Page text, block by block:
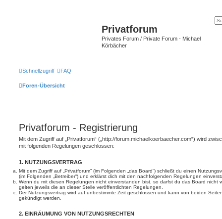
Privatforum
Privates Forum / Private Forum - Michael
Körbächer
Schnellzugriff FAQ
Foren-Übersicht
Privatforum - Registrierung
Mit dem Zugriff auf „Privatforum“ („http://forum.michaelkoerbaecher.com“) wird
mit folgenden Regelungen geschlossen:
1. NUTZUNGSVERTRAG
Mit dem Zugriff auf „Privatforum“ (im Folgenden „das Board“) schließt du einen
(im Folgenden „Betreiber“) und erklärst dich mit den nachfolgenden Regelungen
Wenn du mit diesen Regelungen nicht einverstanden bist, so darfst du das Board nicht
gelten jeweils die an dieser Stelle veröffentlichten Regelungen.
Der Nutzungsvertrag wird auf unbestimmte Zeit geschlossen und kann von beiden
gekündigt werden.
2. EINRÄUMUNG VON NUTZUNGSRECHTEN